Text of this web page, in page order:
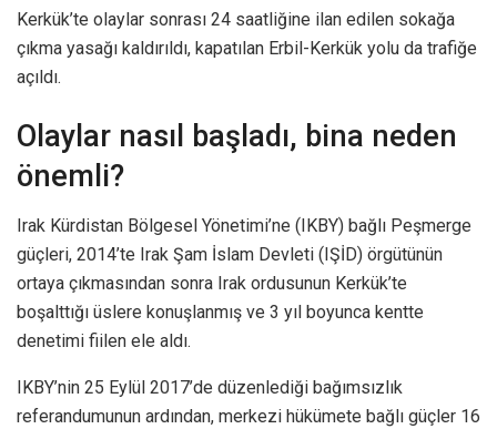
Kerkük’te olaylar sonrası 24 saatliğine ilan edilen sokağa
çıkma yasağı kaldırıldı, kapatılan Erbil-Kerkük yolu da trafiğe
açıldı.
Olaylar nasıl başladı, bina neden
önemli?
Irak Kürdistan Bölgesel Yönetimi’ne (IKBY) bağlı Peşmerge
güçleri, 2014’te Irak Şam İslam Devleti (IŞİD) örgütünün
ortaya çıkmasından sonra Irak ordusunun Kerkük’te
boşalttığı üslere konuşlanmış ve 3 yıl boyunca kentte
denetimi fiilen ele aldı.
IKBY’nin 25 Eylül 2017’de düzenlediği bağımsızlık
referandumunun ardından, merkezi hükümete bağlı güçler 16